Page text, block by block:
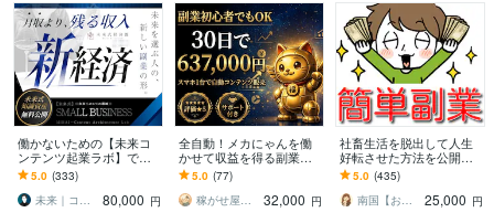
働かないための【未来コ
ンテンツ起業ラボ】であ
ります 初心者副業→スモ
ール起業×実践AIスキル獲
得／自動／スマホ
5.0 (333)
未来｜コンテンツ起業ラボ
80,000 円
全自動！メカにゃんを働
かせて収益を得る副業教
えます スマホ１台｜超初
心者向け｜放置型副業｜
自動コンテンツ販売
5.0 (77)
稼がせ屋まさる｜プロマーケター｜２冠達成
32,000 円
社畜生活を脱出して人生
好転させた方法を公開し
ます ツールで自動化→底
辺人生から解放されて理
想の生活♪
5.0 (435)
南国【おうち副業で月収100万】
25,000 円